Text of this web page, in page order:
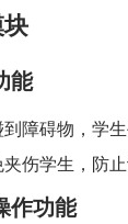
能
障碍物，学
伤学生，防止
作功能